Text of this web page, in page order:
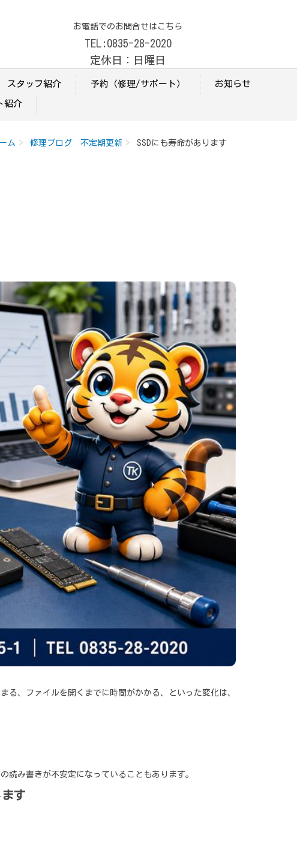
お電話でのお問合せはこちら
TEL:0835-28-2020
定休日：日曜日
スタッフ紹介 予約（修理/サポート） お知らせ
紹介
ム 修理ブログ 不定期更新 SSDにも寿命があります
る、ファイルを開くまでに時間がかかる、といった変化は、
読み書きが不安定になっていることもあります。
す